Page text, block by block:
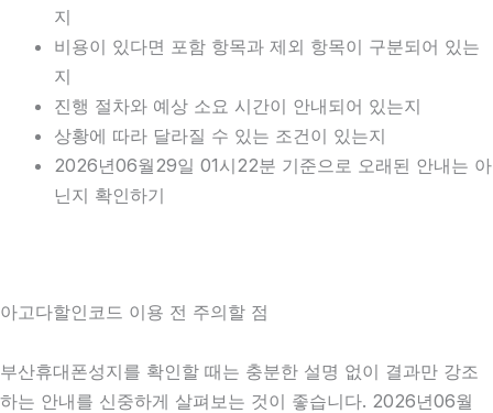
지
비용이 있다면 포함 항목과 제외 항목이 구분되어 있는
지
진행 절차와 예상 소요 시간이 안내되어 있는지
상황에 따라 달라질 수 있는 조건이 있는지
2026년06월29일 01시22분 기준으로 오래된 안내는 아
닌지 확인하기
아고다할인코드 이용 전 주의할 점
부산휴대폰성지를 확인할 때는 충분한 설명 없이 결과만 강조
하는 안내를 신중하게 살펴보는 것이 좋습니다. 2026년06월